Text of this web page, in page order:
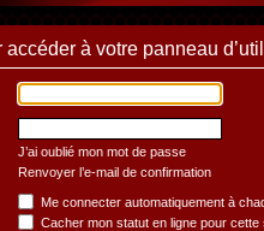
à votre panneau
J’ai oublié mon mot de passe
Renvoyer l’e-mail de confirmation
Me connecter automatiquement à
Cacher mon statut en ligne pour cette